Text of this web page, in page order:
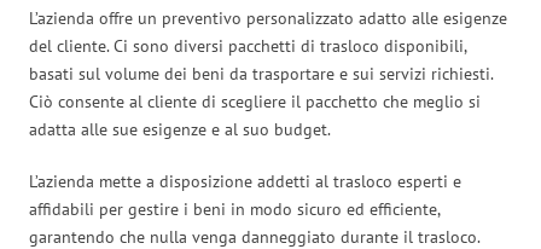
L’azienda offre un preventivo personalizzato adatto alle esigenze
del cliente. Ci sono diversi pacchetti di trasloco disponibili,
basati sul volume dei beni da trasportare e sui servizi richiesti.
Ciò consente al cliente di scegliere il pacchetto che meglio si
adatta alle sue esigenze e al suo budget.
L’azienda mette a disposizione addetti al trasloco esperti e
affidabili per gestire i beni in modo sicuro ed efficiente,
garantendo che nulla venga danneggiato durante il trasloco.